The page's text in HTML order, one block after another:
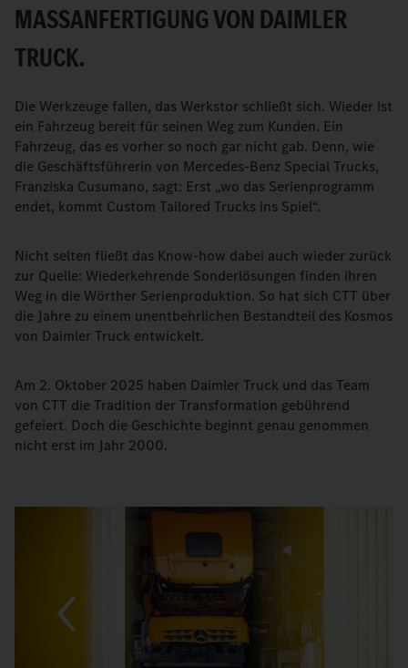
MASSANFERTIGUNG VON DAIMLER T
RUCK.
Die Werkzeuge fallen, das Werkstor schließt sich. Wieder ist
ein Fahrzeug bereit für seinen Weg zum Kunden. Ein
Fahrzeug, das es vorher so noch gar nicht gab. Denn, wie
die Geschäftsführerin von Mercedes-Benz Special Trucks,
Franziska Cusumano, sagt: Erst „wo das Serienprogramm
endet, kommt Custom Tailored Trucks ins Spiel“.
Nicht selten fließt das Know-how dabei auch wieder zurück
zur Quelle: Wiederkehrende Sonderlösungen finden ihren
Weg in die Wörther Serienproduktion. So hat sich CTT über
die Jahre zu einem unentbehrlichen Bestandteil des Kosmos
von Daimler Truck entwickelt.
Am 2. Oktober 2025 haben Daimler Truck und das Team
von CTT die Tradition der Transformation gebührend
gefeiert. Doch die Geschichte beginnt genau genommen
nicht erst im Jahr 2000.